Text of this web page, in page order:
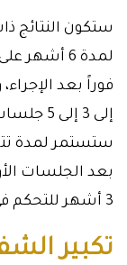
ستكون النتائج
لمدة 6
فوراً بعد
إلى 3
بعد الجلسات
3 أشهر للتحكم في حجم الشفاه.
تكبير